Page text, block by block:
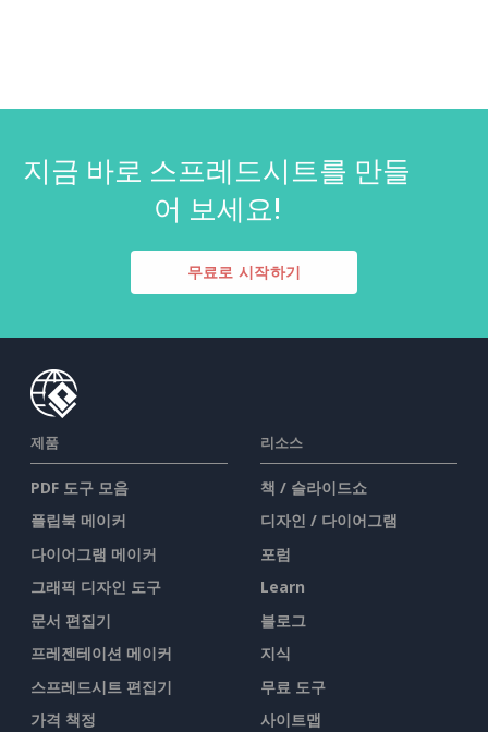
지금 바로 스프레드시트를 만들
어 보세요!
무료로 시작하기
제품
PDF 도구 모음
플립북 메이커
다이어그램 메이커
그래픽 디자인 도구
문서 편집기
프레젠테이션 메이커
스프레드시트 편집기
가격 책정
리소스
책 / 슬라이드쇼
디자인 / 다이어그램
포럼
Learn
블로그
지식
무료 도구
사이트맵